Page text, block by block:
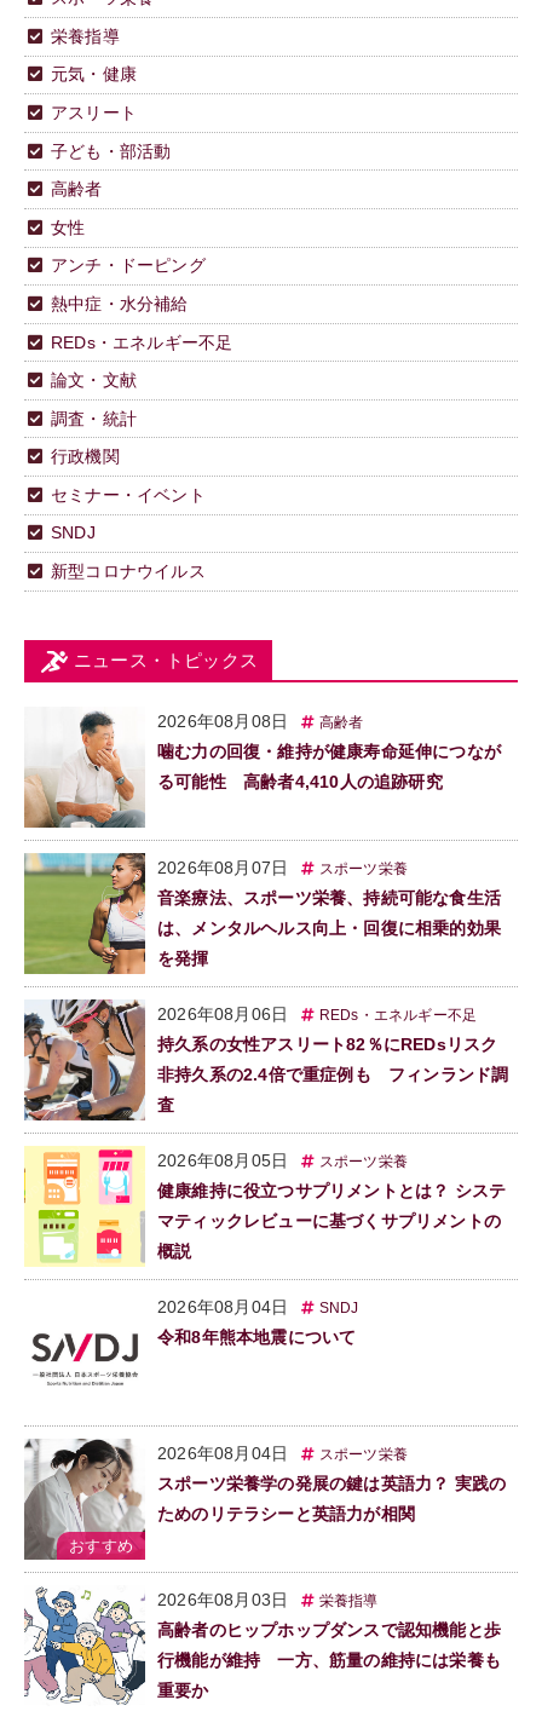
栄養指導
元気・健康
アスリート
子ども・部活動
高齢者
女性
アンチ・ドーピング
熱中症・水分補給
REDs・エネルギー不足
論文・文献
調査・統計
行政機関
セミナー・イベント
SNDJ
新型コロナウイルス
ニュース・トピックス
2026年08月08日 高齢者
噛む力の回復・維持が健康寿命延伸につなが
る可能性 高齢者4,410人の追跡研究
2026年08月07日 スポーツ栄養
音楽療法、スポーツ栄養、持続可能な食生活
は、メンタルヘルス向上・回復に相乗的効果
を発揮
2026年08月06日 REDs・エネルギー不足
持久系の女性アスリート82％にREDsリスク
非持久系の2.4倍で重症例も フィンランド調
査
2026年08月05日 スポーツ栄養
健康維持に役立つサプリメントとは？ システ
マティックレビューに基づくサプリメントの
概説
2026年08月04日 SNDJ
令和8年熊本地震について
2026年08月04日 スポーツ栄養
スポーツ栄養学の発展の鍵は英語力？ 実践の
ためのリテラシーと英語力が相関
2026年08月03日 栄養指導
高齢者のヒップホップダンスで認知機能と歩
行機能が維持 一方、筋量の維持には栄養も
重要か